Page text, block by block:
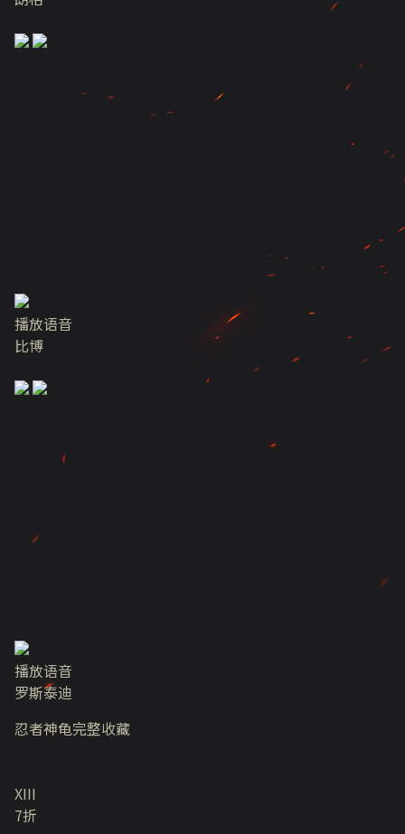
播放语音
比博
播放语音
罗斯泰迪
忍者神龟完整收藏
XIII
7折